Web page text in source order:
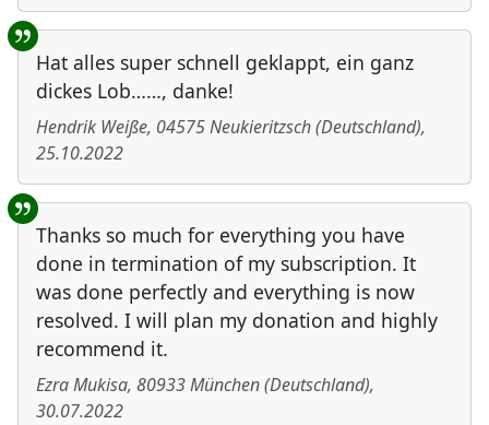
Hat alles super schnell geklappt, ein ganz
dickes Lob……, danke!
Hendrik Weiße, 04575Neukieritzsch(Deutschland),
25.10.2022
Thanks so much for everything you have
done in termination of my subscription. It
was done perfectly and everything is now
resolved. I will plan my donation and highly
recommend it.
Ezra Mukisa, 80933München(Deutschland),
30.07.2022